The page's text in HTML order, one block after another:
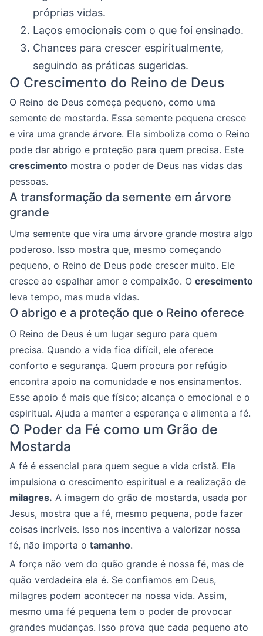
próprias vidas.
Laços emocionais com o que foi ensinado.
Chances para crescer espiritualmente,
seguindo as práticas sugeridas.
O Crescimento do Reino de Deus
O Reino de Deus começa pequeno, como uma
semente de mostarda. Essa semente pequena cresce
e vira uma grande árvore. Ela simboliza como o Reino
pode dar abrigo e proteção para quem precisa. Este
crescimento mostra o poder de Deus nas vidas das
pessoas.
A transformação da semente em árvore
grande
Uma semente que vira uma árvore grande mostra algo
poderoso. Isso mostra que, mesmo começando
pequeno, o Reino de Deus pode crescer muito. Ele
cresce ao espalhar amor e compaixão. O crescimento
leva tempo, mas muda vidas.
O abrigo e a proteção que o Reino oferece
O Reino de Deus é um lugar seguro para quem
precisa. Quando a vida fica difícil, ele oferece
conforto e segurança. Quem procura por refúgio
encontra apoio na comunidade e nos ensinamentos.
Esse apoio é mais que físico; alcança o emocional e o
espiritual. Ajuda a manter a esperança e alimenta a fé.
O Poder da Fé como um Grão de
Mostarda
A fé é essencial para quem segue a vida cristã. Ela
impulsiona o crescimento espiritual e a realização de
milagres. A imagem do grão de mostarda, usada por
Jesus, mostra que a fé, mesmo pequena, pode fazer
coisas incríveis. Isso nos incentiva a valorizar nossa
fé, não importa o tamanho.
A força não vem do quão grande é nossa fé, mas de
quão verdadeira ela é. Se confiamos em Deus,
milagres podem acontecer na nossa vida. Assim,
mesmo uma fé pequena tem o poder de provocar
grandes mudanças. Isso prova que cada pequeno ato